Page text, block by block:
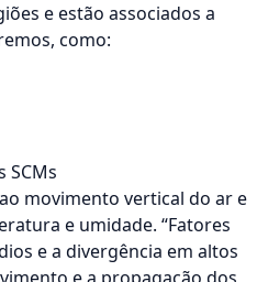
e estão associados a
como:
SCMs
movimento vertical do ar e
e umidade. “Fatores
e a divergência em altos